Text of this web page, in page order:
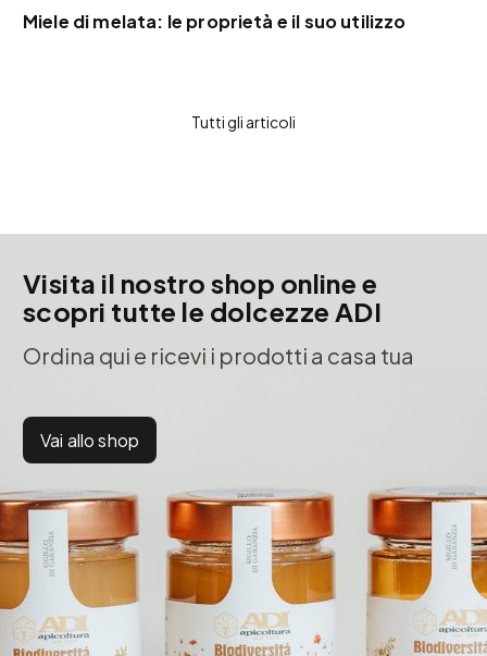
Miele di melata: le proprietà e il suo utilizzo
Tutti gli articoli
Visita il nostro shop online e
scopri tutte le dolcezze ADI
Ordina qui e ricevi i prodotti a casa tua
Vai allo shop